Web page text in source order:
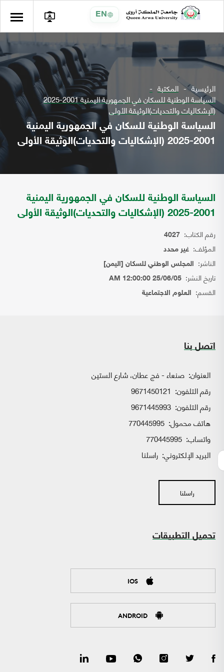
EN
الرئيسية المكتبة
السياسة الوطنية للسكان في الجمهورية اليمنية 2001-2025
(الإشكاليات والتحديات)الوثيقة الأولى
السياسة الوطنية للسكان في الجمهورية اليمنية
2001-2025 (الإشكاليات والتحديات)الوثيقة الأولى
السياسة الوطنية للسكان في الجمهورية اليمنية
2001-2025 (الإشكاليات والتحديات)الوثيقة الأولى
رقم الكتاب: 4027
المؤلف: غير محدد
الناشر: المجلس الوطني للسكان [اليمن]
تاريخ النشر: 25/06/05 12:00:00 AM
القسم: العلوم الاجتماعية
اتصل بنا
العنوان: صنعاء - فج عطان، شارع الستين
رقم التلفون: 9671450121
رقم التلفون: 9671445993
هاتف محمول: 770445995
واتساب:
البريد الإلكتروني: راسلنا
راسلنا
تحميل التطبيقات
IOS
ANDROID